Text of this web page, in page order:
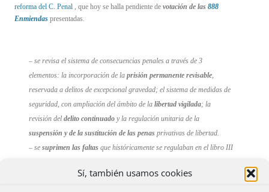
Sí, también usamos cookies
reforma del C. Penal , que hoy se halla pendiente de votación de las 888
Enmiendas presentadas.
– se revisa el sistema de consecuencias penales a través de 3
elementos: la incorporación de la prisión permanente revisable,
reservada a delitos de excepcional gravedad; el sistema de medidas de
seguridad, con ampliación del ámbito de la libertad vigilada; la
revisión del delito continuado y la regulación unitaria de la
suspensión y de la sustitución de las penas privativas de libertad.
– se suprimen las faltas que históricamente se regulaban en el libro III
Código reguladas como delitos leves;